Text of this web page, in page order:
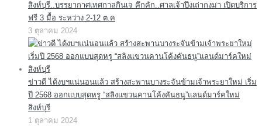
สิงห์บุรี..บรรยากาศเทศกาลกินเจ คึกคัก..ศาลเจ้าปึงเถ่ากงม่า เปิดบริการ
ฟรี 3 มื้อ ระหว่าง 2-12 ต.ค
3 ตุลาคม 2024
ข่าวดี ได้งบฯแน่นอนแล้ว สร้างสะพานบางระจันข้ามเจ้าพระยาใหม่ เริ่ม
ปี 2568 ออกแบบสุดหรู “สลิงแขวนคานโค้งคันธนู”แลนด์มาร์คใหม่
สิงห์บุรี
1 ตุลาคม 2024